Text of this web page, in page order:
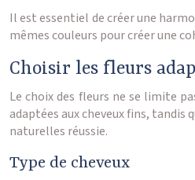
Il est essentiel de créer une
mêmes couleurs pour créer une
Choisir les fleurs
Le choix des fleurs ne se limite
adaptées aux cheveux fins, tandis
naturelles réussie.
Type de cheveux